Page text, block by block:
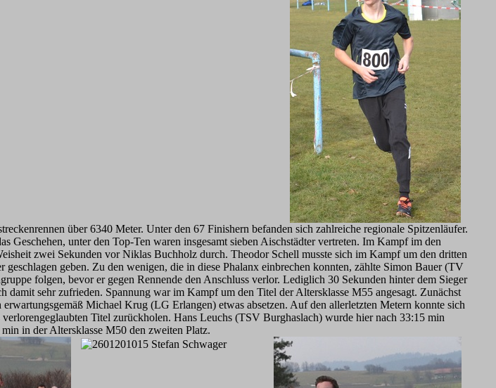
über 6340 Meter. Unter den 67 Finishern befanden sich zahlreiche regionale Spitzenläufer.
Geschehen, unter den Top-Ten waren insgesamt sieben Aischstädter vertreten. Im Kampf im den
zwei Sekunden vor Niklas Buchholz durch. Theodor Schell musste sich im Kampf um den dritten
geben. Zu den wenigen, die in diese Phalanx einbrechen konnten, zählte Simon Bauer (TV
folgen, bevor er gegen Rennende den Anschluss verlor. Lediglich 30 Sekunden hinter dem Sieger
damit sehr zufrieden. Spannung war im Kampf um den Titel der Altersklasse M55 angesagt. Zunächst
Michael Krug (LG Erlangen) etwas absetzen. Auf den allerletzten Metern konnte sich
Titel zurückholen. Hans Leuchs (TSV Burghaslach) wurde hier nach 33:15 min
in der Altersklasse M50 den zweiten Platz.